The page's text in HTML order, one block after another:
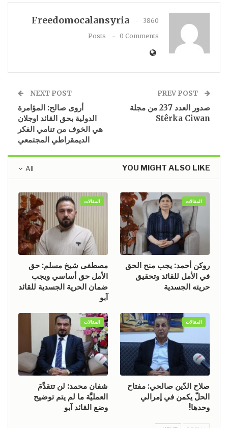
Freedomocalansyria
3860
Posts
0 Comments
صدور العدد 237 من مجلة
Stêrka Ciwan
NEXT POST
أروى صالح: المؤامرة
الدولية بحق القائد اوجلان
هي الخوف من تنامي الفكر
الديمقراطي المجتمعي
All YOU MIGHT ALSO LIKE
المقالات
روكن أحمد: يجب منح الحق
في الأمل للقائد وتحقيق
حريته الجسدية
المقالات
مصطفى شيخ مسلم: حق
الأمل حق أساسي ويجب
ضمان الحرية الجسدية للقائد
آبو
المقالات
صلاح الدّين صالحي: مفتاح
الحلّ يكمن في إمرالي
وحدها!
المقالات
شفان محمد: لن تتقدَّمَ
العمليَّة ما لم يتم توضيح
وضع القائد آبو